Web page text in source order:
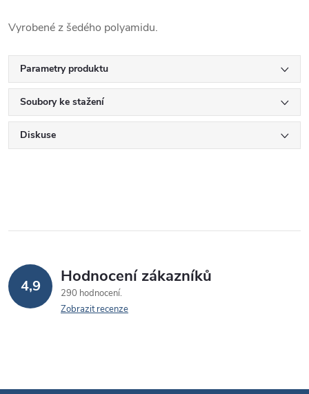
Vyrobené z šedého polyamidu.
Parametry produktu
Soubory ke stažení
Diskuse
4,9 Hodnocení zákazníků
290 hodnocení
Zobrazit recenze